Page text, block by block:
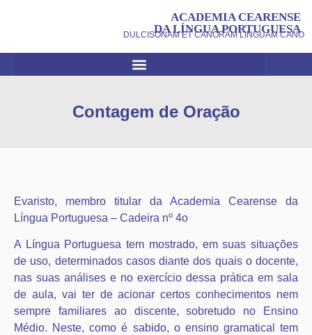
ACADEMIA CEARENSE
DA LÍNGUA PORTUGUESA
DULCISONAM ET CANORAM LINGUAM CANO
Contagem de Oração
Evaristo, membro titular da Academia Cearense da
Língua Portuguesa – Cadeira nº 4o
A Língua Portuguesa tem mostrado, em suas situações
de uso, determinados casos diante dos quais o docente,
nas suas análises e no exercício dessa prática em sala
de aula, vai ter de acionar certos conhecimentos nem
sempre familiares ao discente, sobretudo no Ensino
Médio. Neste, como é sabido, o ensino gramatical tem